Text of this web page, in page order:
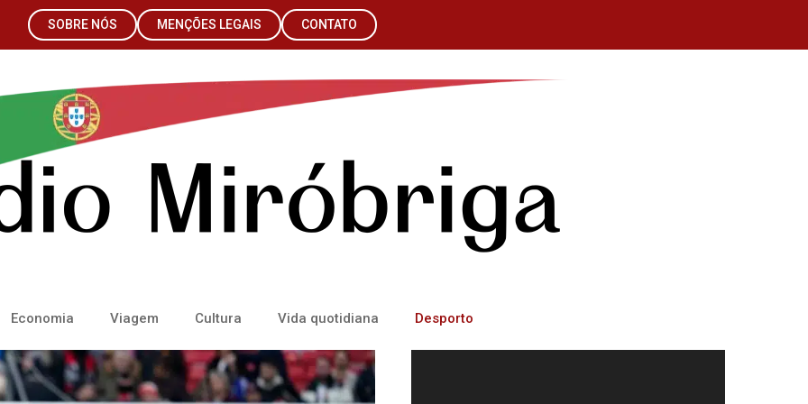
SOBRE NÓS MENÇÕES LEGAIS CONTATO
Economia Viagem Cultura Vida quotidiana Desporto